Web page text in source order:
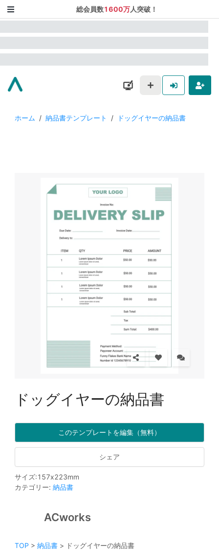
総会員数1600万人突破！
ホーム / 納品書テンプレート / ドッグイヤーの納品書
ドッグイヤーの納品書
このテンプレートを編集（無料）
シェア
サイズ:157x223mm
カテゴリー: 納品書
ACworks
TOP > 納品書 > ドッグイヤーの納品書